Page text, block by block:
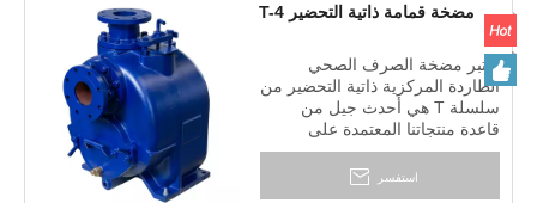
مضخة قمامة ذاتية التحضير T-4
تعتبر مضخة الصرف الصحي
الطاردة المركزية ذاتية التحضير من
سلسلة T هي أحدث جيل من
قاعدة منتجاتنا المعتمدة على
التكنولوجيا والحرف اليدوية
الأمريكية. إنه مصمم للتشغيل
استفسر